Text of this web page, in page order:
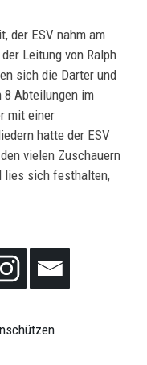
der ESV nahm am
Leitung von Ralph
sich die Darter und
8 Abteilungen im
mit einer
hatte der ESV
vielen Zuschauern
lies sich festhalten,